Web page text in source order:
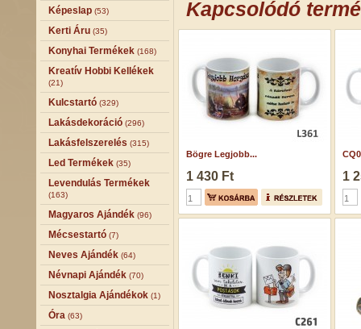
Képeslap (53)
Kerti Áru (35)
Konyhai Termékek (168)
Kreatív Hobbi Kellékek
(21)
Kulcstartó (329)
Lakásdekoráció (296)
Lakásfelszerelés (315)
Led Termékek (35)
Levendulás Termékek
(163)
Magyaros Ajándék (96)
Mécsestartó (7)
Neves Ajándék (64)
Névnapi Ajándék (70)
Nosztalgia Ajándékok (1)
Óra (63)
Kapcsolódó
Bögre Legjobb...
1 430 Ft 1